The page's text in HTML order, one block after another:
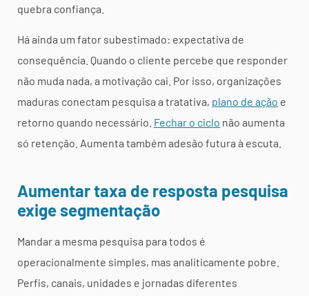
quebra confiança.
Há ainda um fator subestimado: expectativa de
consequência. Quando o cliente percebe que responder
não muda nada, a motivação cai. Por isso, organizações
maduras conectam pesquisa a tratativa, plano de ação e
retorno quando necessário. Fechar o ciclo não aumenta
só retenção. Aumenta também adesão futura à escuta.
Aumentar taxa de resposta pesquisa
exige segmentação
Mandar a mesma pesquisa para todos é
operacionalmente simples, mas analiticamente pobre.
Perfis, canais, unidades e jornadas diferentes